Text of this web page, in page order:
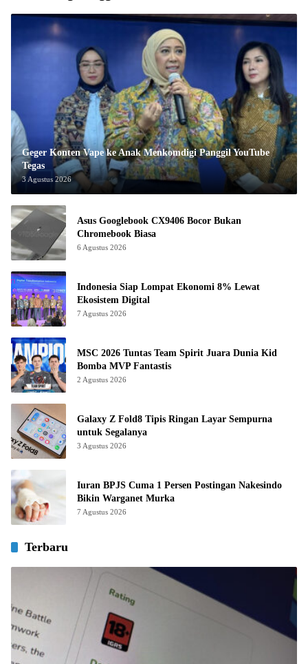
Geger Konten Vape ke Anak Menkomdigi Panggil YouTube
Tegas
3 Agustus 2026
Asus Googlebook CX9406 Bocor Bukan
Chromebook Biasa
6 Agustus 2026
Indonesia Siap Lompat Ekonomi 8% Lewat
Ekosistem Digital
7 Agustus 2026
MSC 2026 Tuntas Team Spirit Juara Dunia Kid
Bomba MVP Fantastis
2 Agustus 2026
Galaxy Z Fold8 Tipis Ringan Layar Sempurna
untuk Segalanya
3 Agustus 2026
Iuran BPJS Cuma 1 Persen Postingan Nakesindo
Bikin Warganet Murka
7 Agustus 2026
Terbaru